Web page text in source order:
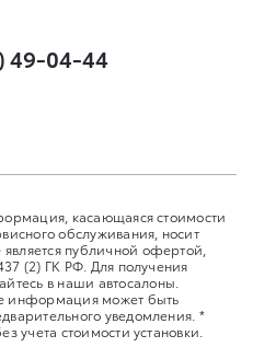
49-04-44
касающаяся стоимости
обслуживания, носит
публичной офертой,
(2) ГК РФ. Для получения
в наши автосалоны.
информация может быть
уведомления. *
учета стоимости установки.